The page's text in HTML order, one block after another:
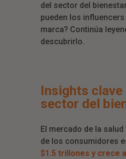
del sector del
pueden los influencers
marca? Continúa
descubrirlo.
Insights clave
sector del
El mercado de la
de los consumidores
$1.5 trillones y crece